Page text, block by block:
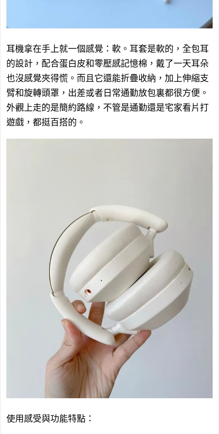
耳機拿在手上就一個感覺：軟。耳套是軟的，全包耳
的設計，配合蛋白皮和零壓感記憶棉，戴了一天耳朵
也沒感覺夾得慌。而且它還能折疊收納，加上伸縮支
臂和旋轉頭罩，出差或者日常通勤放包裏都很方便。
外觀上走的是簡約路線，不管是通勤還是宅家看片打
遊戲，都挺百搭的。
使用感受與功能特點：